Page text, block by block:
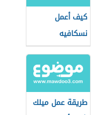
كيف أعمل
نسكافيه
طريقة عمل ميلك